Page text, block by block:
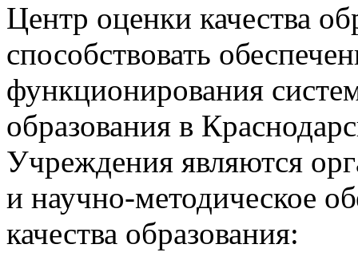
Центр оценки качества
способствовать
функционирования
образования в
Учреждения являются
и научно-методическое
качества образования: